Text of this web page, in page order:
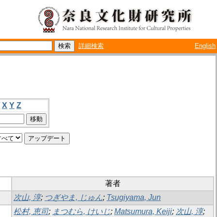
詳細検索 English
X Y Z
著者
次山, 淳; つぎやま, じゅん; Tsugiyama, Jun
松村, 恵司; まつむら, けいじ; Matsumura, Keiji; 次山, 淳;